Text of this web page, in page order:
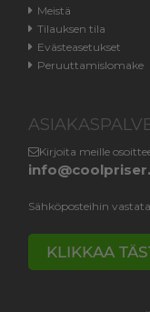
Meistä
Tilauksen tila
Evästeasetukset
Peruuttamislomake
Kirjoita meille
Sähköposteihin
KLIKKAA